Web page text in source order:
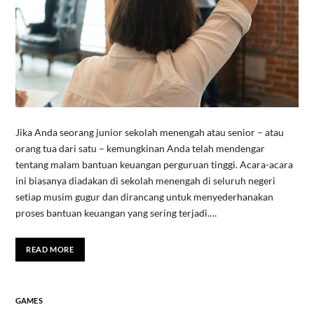
Jika Anda seorang junior sekolah menengah atau senior – atau
orang tua dari satu – kemungkinan Anda telah mendengar
tentang malam bantuan keuangan perguruan tinggi. Acara-acara
ini biasanya diadakan di sekolah menengah di seluruh negeri
setiap musim gugur dan dirancang untuk menyederhanakan
proses bantuan keuangan yang sering terjadi.…
READ MORE
GAMES